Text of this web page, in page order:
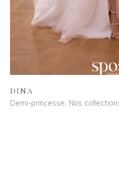
DINA
Demi-princesse Nos